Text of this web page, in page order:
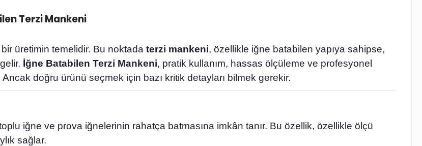
Terzi Mankeni
üretimin temelidir. Bu noktada terzi mankeni, özellikle iğne batabilen yapıya sahipse,
İğne Batabilen Terzi Mankeni, pratik kullanım, hassas ölçüleme ve profesyonel
doğru ürünü seçmek için bazı kritik detayları bilmek gerekir.
iğne ve prova iğnelerinin rahatça batmasına imkân tanır. Bu özellik, özellikle ölçü
sağlar.